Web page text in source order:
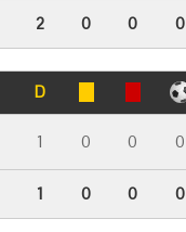
2 0 0 0
D
1 0 0 0
1 0 0 0